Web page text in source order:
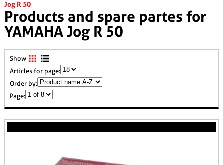
Jog R 50
Products and spare partes for
YAMAHA Jog R 50
Show
Articles for page:
Order by:
Page: